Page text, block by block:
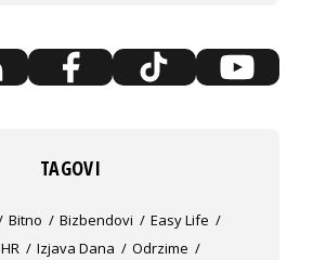
TAGOVI
Bitno Bizbendovi
Easy Life
HR Izjava Dana
Odrzime